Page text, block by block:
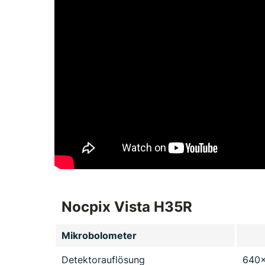
Nocpix Vista H35R
Mikrobolometer
Detektorauflösung